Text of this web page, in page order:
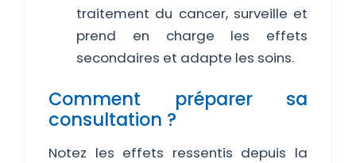
traitement du cancer, surveille et
prend en charge les effets
secondaires et adapte les soins.
Comment préparer sa
consultation ?
Notez les effets ressentis depuis la